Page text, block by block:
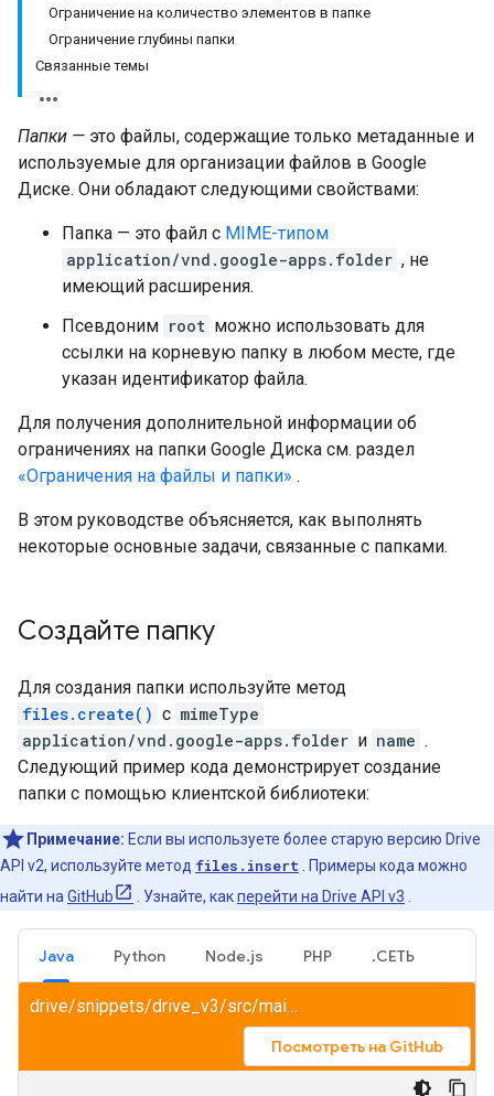
Ограничение на количество элементов в папке
Ограничение глубины папки
Связанные темы
Папки — это файлы, содержащие только метаданные и
используемые для организации файлов в Google
Диске. Они обладают следующими свойствами:
Папка — это файл с MIME-типом
application/vnd.google-apps.folder , не
имеющий расширения.
Псевдоним root можно использовать для
ссылки на корневую папку в любом месте, где
указан идентификатор файла.
Для получения дополнительной информации об
ограничениях на папки Google Диска см. раздел
«Ограничения на файлы и папки» .
В этом руководстве объясняется, как выполнять
некоторые основные задачи, связанные с папками.
Создайте папку
Для создания папки используйте метод
files.create() с mimeType
application/vnd.google-apps.folder и name .
Следующий пример кода демонстрирует создание
папки с помощью клиентской библиотеки:
Примечание: Если вы используете более старую версию Drive
API v2, используйте метод files.insert . Примеры кода можно
найти на GitHub . Узнайте, какперейти на Drive API v3
Java Python Node.js PHP .СЕТЬ
drive/snippets/drive_v3/src/main/java/CreateFolder.java
Посмотреть на GitHub